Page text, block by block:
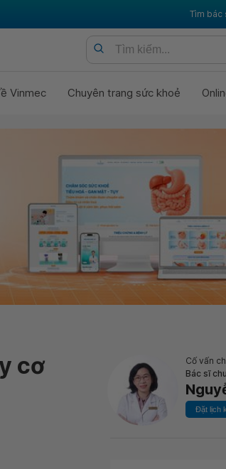
Tìm bác
Vinmec Chuyên trang sức khoẻ
cơ
Cố vấn
Bác sĩ
Đặt lịch